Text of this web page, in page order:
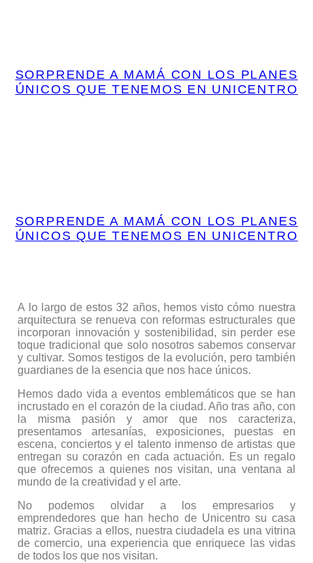
SORPRENDE A MAMÁ CON LOS PLANES
ÚNICOS QUE TENEMOS EN UNICENTRO
SORPRENDE A MAMÁ CON LOS PLANES
ÚNICOS QUE TENEMOS EN UNICENTRO
A lo largo de estos 32 años, hemos visto cómo nuestra
arquitectura se renueva con reformas estructurales que
incorporan innovación y sostenibilidad, sin perder ese
toque tradicional que solo nosotros sabemos conservar
y cultivar. Somos testigos de la evolución, pero también
guardianes de la esencia que nos hace únicos.
Hemos dado vida a eventos emblemáticos que se han
incrustado en el corazón de la ciudad. Año tras año, con
la misma pasión y amor que nos caracteriza,
presentamos artesanías, exposiciones, puestas en
escena, conciertos y el talento inmenso de artistas que
entregan su corazón en cada actuación. Es un regalo
que ofrecemos a quienes nos visitan, una ventana al
mundo de la creatividad y el arte.
No podemos olvidar a los empresarios y
emprendedores que han hecho de Unicentro su casa
matriz. Gracias a ellos, nuestra ciudadela es una vitrina
de comercio, una experiencia que enriquece las vidas
de todos los que nos visitan.